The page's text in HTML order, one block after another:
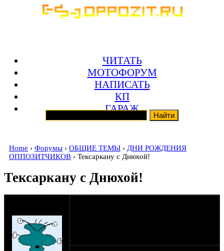
ЧИТАТЬ
МОТОФОРУМ
НАПИСАТЬ
КП
ГАРАЖ
Home › Форумы › ОБЩИЕ ТЕМЫ › ДНИ РОЖДЕНИЯ
ОППОЗИТЧИКОВ › Тексаркану с Днюхой!
Тексаркану с Днюхой!